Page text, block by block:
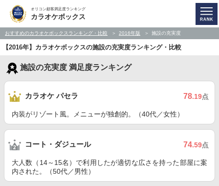
オリコン顧客満足度ランキング
カラオケボックス
おすすめのカラオケボックスランキング・比較 2016年版 施設の充実度
【2016年】カラオケボックスの施設の充実度ランキング・比較
施設の充実度 満足度ランキング
カラオケ パセラ 78.19点
内装がリゾート風。メニューが独創的。（40代／女性）
コート・ダジュール 74.59点
大人数（14～15名）で利用したが適切な広さを持った部屋に案
内された。（50代／男性）